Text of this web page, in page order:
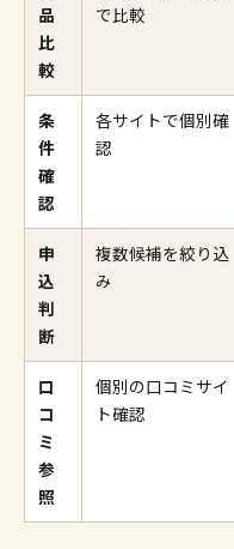
品
比
較
で比較
条
件
確
認
各サイトで個別確
認
申
込
判
断
複数候補を絞り込
み
口
コ
ミ
参
照
個別の口コミサイ
ト確認